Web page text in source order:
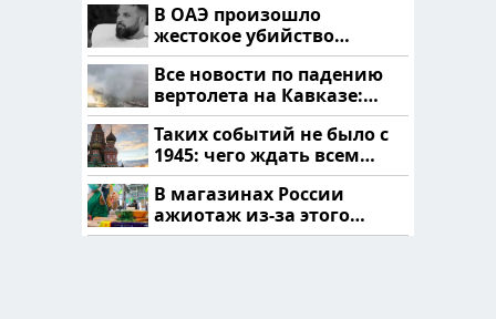
В ОАЭ произошло
жестокое убийство
криптомиллионера
Все новости по падению
вертолета на Кавказе:
читать здесь
Таких событий не было с
1945: чего ждать всем
нам?
В магазинах России
ажиотаж из-за этого
продукта: что купить?